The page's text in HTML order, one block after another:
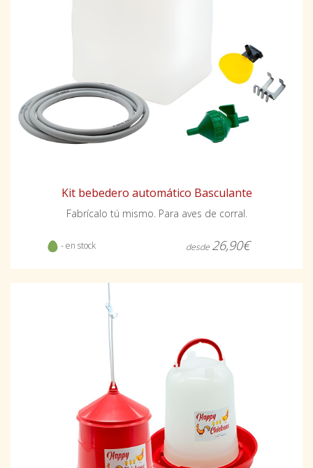
Kit bebedero automático Basculante
Fabrícalo tú mismo. Para aves de corral.
- en stock desde 26,90€